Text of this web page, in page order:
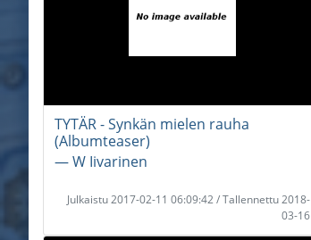
TYTÄR - Synkän mielen rauha
(Albumteaser)
― W Iivarinen
Julkaistu 2017-02-11 06:09:42 / Tallennettu 2018-
03-16